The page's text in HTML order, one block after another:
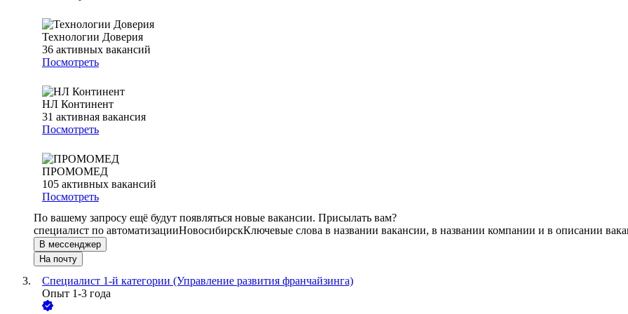
Технологии Доверия
36 активных вакансий
Посмотреть
НЛ Континент
31 активная вакансия
Посмотреть
ПРОМОМЕД
105 активных вакансий
Посмотреть
По вашему запросу ещё будут появляться новые вакансии. Присылать вам?
специалист по автоматизацииНовосибирскКлючевые слова в названии вакансии, в названии компании и в описании
В мессенджер
На почту
Специалист 1-й категории (Управление развития франчайзинга)
Опыт 1-3 года